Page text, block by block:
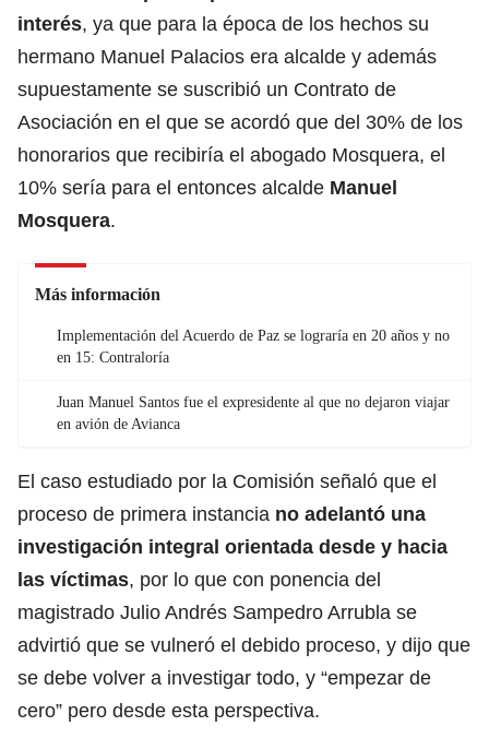
interés, ya que para la época de los hechos su
hermano Manuel Palacios era alcalde y además
supuestamente se suscribió un Contrato de
Asociación en el que se acordó que del 30% de los
honorarios que recibiría el abogado Mosquera, el
10% sería para el entonces alcalde Manuel
Mosquera.
Más información
Implementación del Acuerdo de Paz se lograría en 20 años y no
en 15: Contraloría
Juan Manuel Santos fue el expresidente al que no dejaron viajar
en avión de Avianca
El caso estudiado por la Comisión señaló que el
proceso de primera instancia no adelantó una
investigación integral orientada desde y hacia
las víctimas, por lo que con ponencia del
magistrado Julio Andrés Sampedro Arrubla se
advirtió que se vulneró el debido proceso, y dijo que
se debe volver a investigar todo, y “empezar de
cero” pero desde esta perspectiva.